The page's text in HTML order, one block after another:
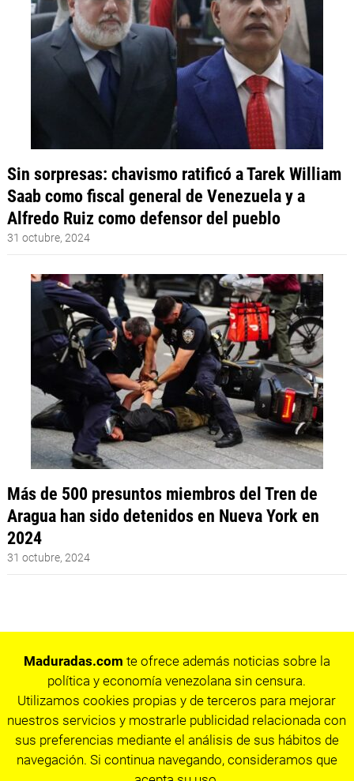
Sin sorpresas: chavismo ratificó a Tarek William
Saab como fiscal general de Venezuela y a
Alfredo Ruiz como defensor del pueblo
31 octubre, 2024
Más de 500 presuntos miembros del Tren de
Aragua han sido detenidos en Nueva York en
2024
31 octubre, 2024
Maduradas.com te ofrece además noticias sobre la
política y economía venezolana sin censura.
Utilizamos cookies propias y de terceros para mejorar
nuestros servicios y mostrarle publicidad relacionada con
sus preferencias mediante el análisis de sus hábitos de
navegación. Si continua navegando, consideramos que